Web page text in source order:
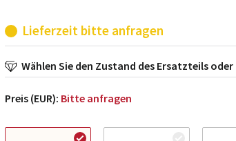
Lieferzeit bitte anfragen
Wählen Sie den Zustand des Ersatzteils
Preis (EUR): Bitte anfragen